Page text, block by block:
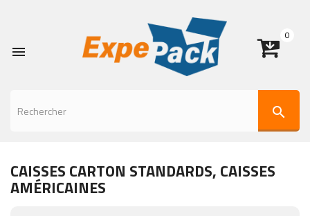

0
search
CAISSES CARTON STANDARDS, CAISSES
AMÉRICAINES